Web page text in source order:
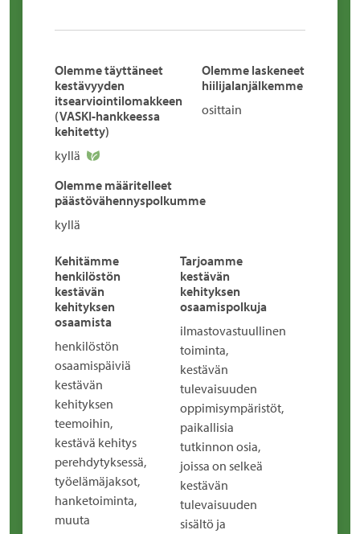
Olemme täyttäneet
kestävyyden
itsearviointilomakkeen
(VASKI-hankkeessa
kehitetty)
kyllä
Olemme laskeneet
hiilijalanjälkemme
osittain
Olemme määritelleet
päästövähennyspolkumme
kyllä
Kehitämme
henkilöstön
kestävän
kehityksen
osaamista
henkilöstön
osaamispäiviä
kestävän
kehityksen
teemoihin,
kestävä kehitys
perehdytyksessä,
työelämäjaksot,
hanketoiminta,
muuta
Tarjoamme
kestävän
kehityksen
osaamispolkuja
ilmastovastuullinen
toiminta,
kestävän
tulevaisuuden
oppimisympäristöt,
paikallisia
tutkinnon osia,
joissa on selkeä
kestävän
tulevaisuuden
sisältö ja